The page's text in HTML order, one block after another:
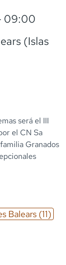
09:00
(Islas
será el III
el CN Sa
Granados
Balears (11)